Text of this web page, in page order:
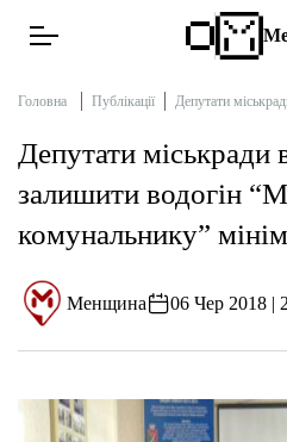
Новини
Інтерв’ю
Тексти
Головна Публікації Депутати
Депутати міськради
залишити водогін
комунальнику”
Менщина 06 Чер 2018 |